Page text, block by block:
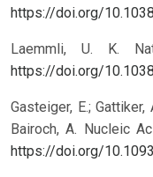
https://doi.org/
Laemmli, U. K.
https://doi.org/
Gasteiger, E.; Gattiker,
Bairoch, A. Nucleic
https://doi.org/